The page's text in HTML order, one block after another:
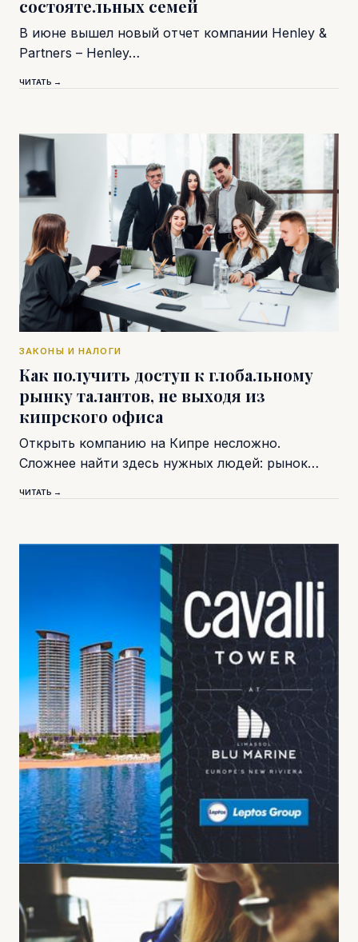
состоятельных семей
В июне вышел новый отчет компании Henley &
Partners – Henley…
ЧИТАТЬ →
ЗАКОНЫ И НАЛОГИ
Как получить доступ к глобальному
рынку талантов, не выходя из
кипрского офиса
Открыть компанию на Кипре несложно.
Сложнее найти здесь нужных людей: рынок…
ЧИТАТЬ →